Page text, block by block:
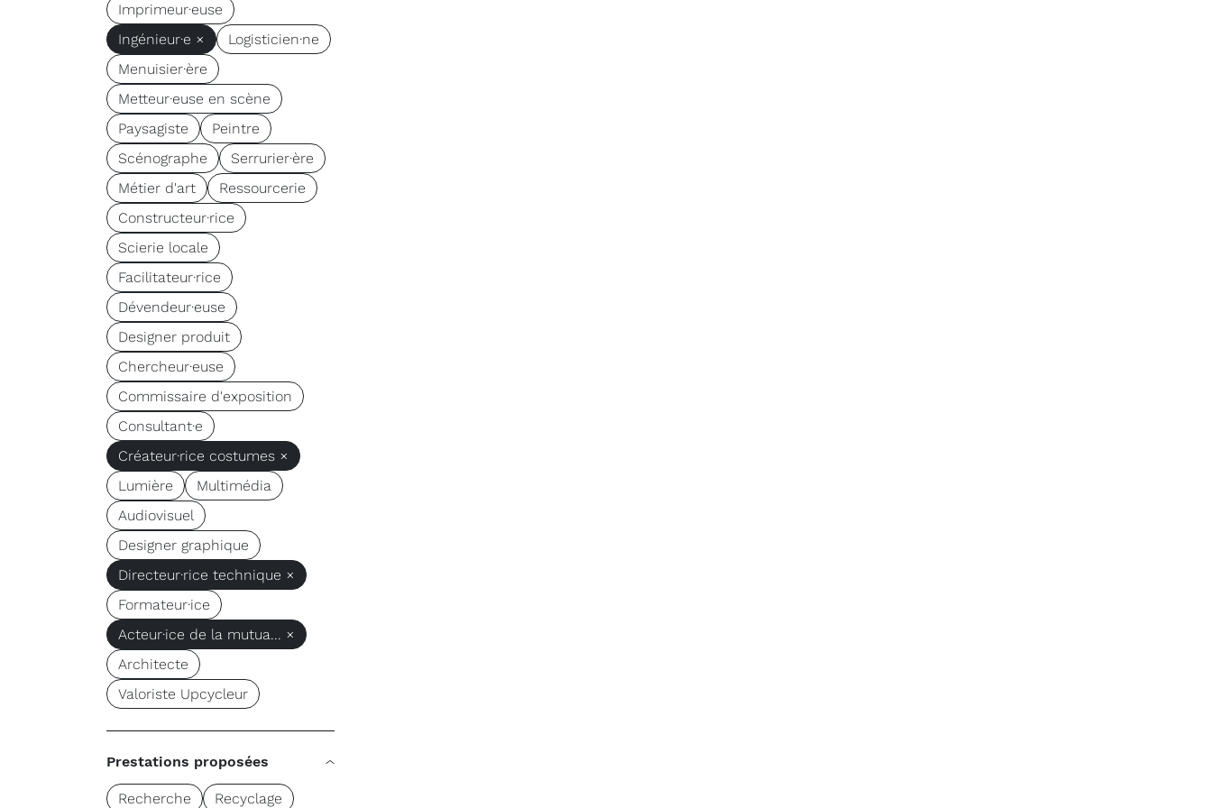
Imprimeur·euse
Ingénieur·e ×
Logisticien·ne
Menuisier·ère
Metteur·euse en scène
Paysagiste
Peintre
Scénographe
Serrurier·ère
Métier d'art
Ressourcerie
Constructeur·rice
Scierie locale
Facilitateur·rice
Dévendeur·euse
Designer produit
Chercheur·euse
Commissaire d'exposition
Consultant·e
Créateur·rice costumes ×
Lumière
Multimédia
Audiovisuel
Designer graphique
Directeur·rice technique ×
Formateur·ice
Acteur·ice de la mutua... ×
Architecte
Valoriste Upcycleur
Prestations proposées
Recherche
Recyclage